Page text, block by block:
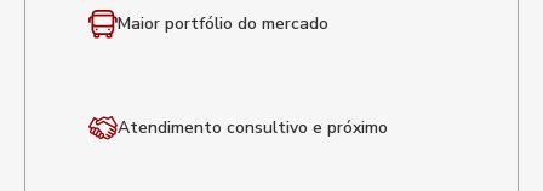
Maior portfólio do mercado
Atendimento consultivo e próximo